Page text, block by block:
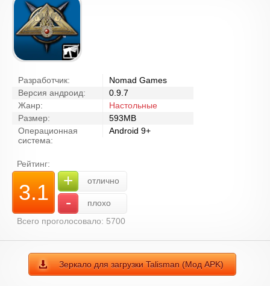
Разработчик:
Nomad Games
Версия андроид:
0.9.7
Жанр:
Настольные
Размер:
593MB
Операционная
система:
Android 9+
Рейтинг:
3.1 + отлично
-
плохо
Всего проголосовало: 5700
Зеркало для загрузки Talisman (Мод APK)